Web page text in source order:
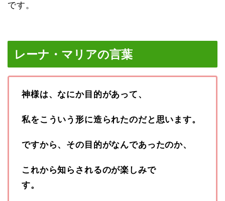
です。
レーナ・マリアの言葉
神様は、なにか目的があって、
私をこういう形に造られたのだと思います。
ですから、その目的がなんであったのか、
これから知らされるのが楽しみで
す。